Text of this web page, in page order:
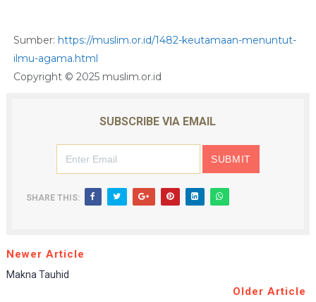
Sumber: https://muslim.or.id/1482-keutamaan-menuntut-
ilmu-agama.html
Copyright © 2025 muslim.or.id
SUBSCRIBE VIA EMAIL
SHARE THIS:
Newer Article
Makna Tauhid
Older Article